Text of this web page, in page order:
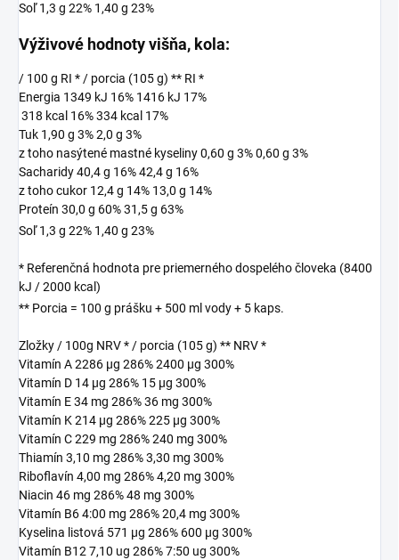
Soľ 1,3 g 22% 1,40 g 23%
Výživové hodnoty višňa, kola:
/ 100 g RI * / porcia (105 g) ** RI *
Energia 1349 kJ 16% 1416 kJ 17%
318 kcal 16% 334 kcal 17%
Tuk 1,90 g 3% 2,0 g 3%
z toho nasýtené mastné kyseliny 0,60 g 3% 0,60 g 3%
Sacharidy 40,4 g 16% 42,4 g 16%
z toho cukor 12,4 g 14% 13,0 g 14%
Proteín 30,0 g 60% 31,5 g 63%
Soľ 1,3 g 22% 1,40 g 23%
* Referenčná hodnota pre priemerného dospelého človeka (8400
kJ / 2000 kcal)
** Porcia = 100 g prášku + 500 ml vody + 5 kaps.
Zložky / 100g NRV * / porcia (105 g) ** NRV *
Vitamín A 2286 μg 286% 2400 μg 300%
Vitamín D 14 μg 286% 15 μg 300%
Vitamín E 34 mg 286% 36 mg 300%
Vitamín K 214 μg 286% 225 μg 300%
Vitamín C 229 mg 286% 240 mg 300%
Thiamín 3,10 mg 286% 3,30 mg 300%
Riboflavín 4,00 mg 286% 4,20 mg 300%
Niacin 46 mg 286% 48 mg 300%
Vitamín B6 4:00 mg 286% 20,4 mg 300%
Kyselina listová 571 μg 286% 600 μg 300%
Vitamín B12 7,10 ug 286% 7:50 ug 300%